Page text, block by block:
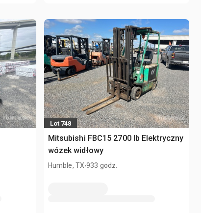
Lot 748
Mitsubishi FBC15 2700 lb Elektryczny
wózek widłowy
Humble, TX.933 godz.